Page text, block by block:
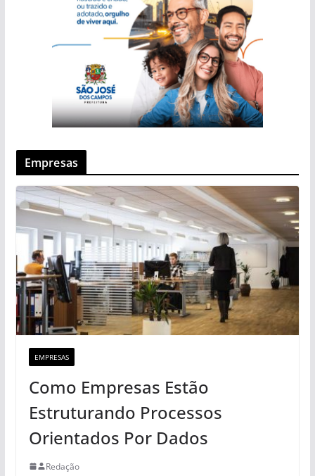
Empresas
EMPRESAS
Como Empresas Estão
Estruturando Processos
Orientados Por Dados
Redação